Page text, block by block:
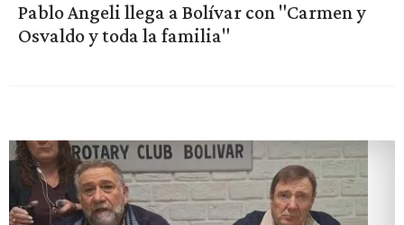
Pablo Angeli llega a Bolívar con "Carmen y
Osvaldo y toda la familia"